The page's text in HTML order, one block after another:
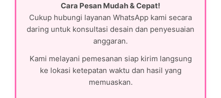
Cara Pesan Mudah & Cepat!
Cukup hubungi layanan WhatsApp kami secara
daring untuk konsultasi desain dan penyesuaian
anggaran.
Kami melayani pemesanan siap kirim langsung
ke lokasi ketepatan waktu dan hasil yang
memuaskan.